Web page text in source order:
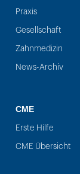
Praxis
Gesellschaft
Zahnmedizin
News-Archiv
CME
Erste Hilfe
CME Übersicht